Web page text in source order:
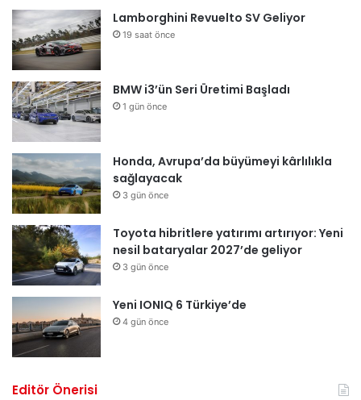
Lamborghini Revuelto SV Geliyor
19 saat önce
BMW i3’ün Seri Üretimi Başladı
1 gün önce
Honda, Avrupa’da büyümeyi kârlılıkla
sağlayacak
3 gün önce
Toyota hibritlere yatırımı artırıyor: Yeni
nesil bataryalar 2027’de geliyor
3 gün önce
Yeni IONIQ 6 Türkiye’de
4 gün önce
Editör Önerisi